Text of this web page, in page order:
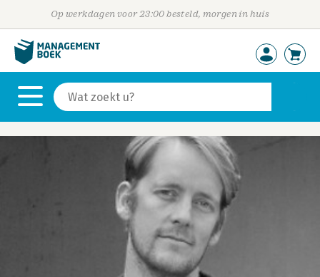
Op werkdagen voor 23:00 besteld, morgen in huis